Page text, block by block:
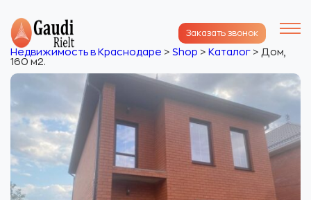
Заказать звонок
Недвижимость в Краснодаре > Shop > Каталог > Дом,
160 м2.